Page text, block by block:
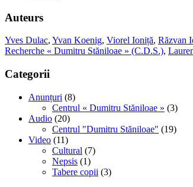
Auteurs
Yves Dulac, Yvan Koenig, Viorel Ioniță, Răzvan
Recherche « Dumitru Stăniloae » (C.D.S.),
Categorii
Anunțuri (8)
Centrul « Dumitru Stăniloae » (3)
Audio (20)
Centrul "Dumitru Stăniloae" (19)
Video (11)
Cultural (7)
Nepsis (1)
Tabere copii (3)